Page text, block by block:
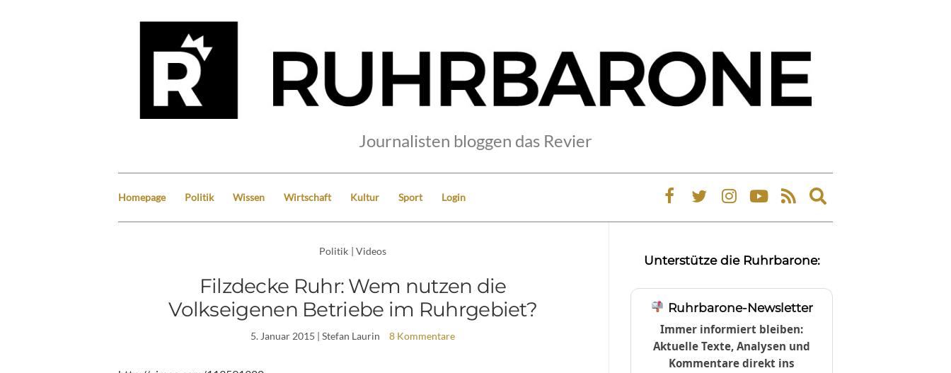
Journalisten bloggen das Revier
Homepage Politik Wissen Wirtschaft Kultur Sport Login
Expand
search
Politik | Videos
Filzdecke Ruhr: Wem nutzen die
Volkseigenen Betriebe im Ruhrgebiet?
5. Januar 2015 | Stefan Laurin 8 Kommentare
Unterstütze die Ruhrbarone:
Ruhrbarone-Newsletter
Immer informiert bleiben:
Aktuelle Texte, Analysen und
Kommentare direkt ins